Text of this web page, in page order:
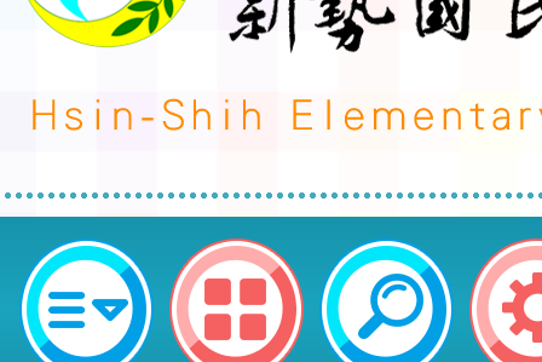
榮譽事蹟:閱讀認證-發布單位:幼兒